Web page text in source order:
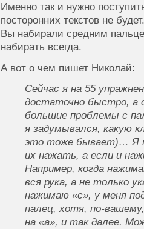
Именно так и нужно
посторонних текстов не
Вы набирали средним
набирать всегда.
А вот о чем пишет Николай:
Сейчас я на 55
достаточно быстро, а
большие проблемы с
я задумывался, какую
это тоже бывает)… Я
их нажать, а если и
Например, когда
вся рука, а не только
нажимаю «с», у меня
палец, хотя, по-
на «а», и так далее.